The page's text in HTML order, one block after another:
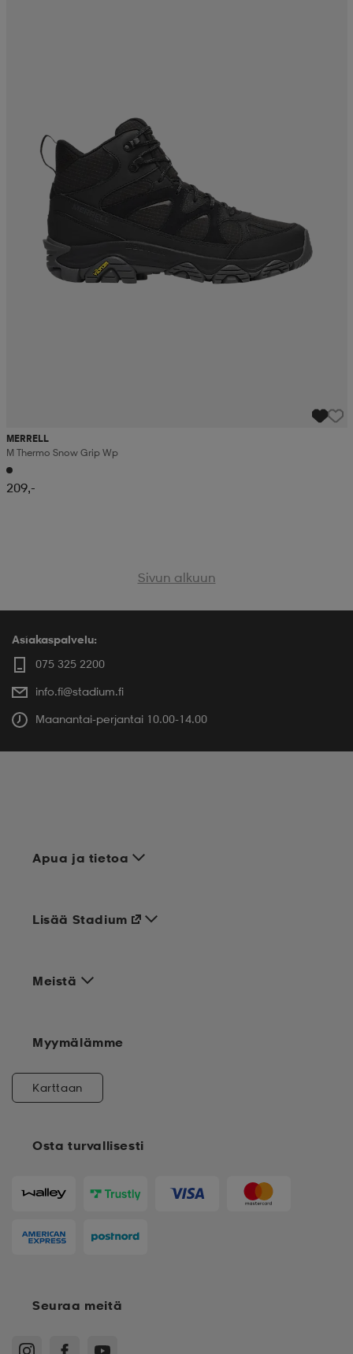
MERRELL
M Thermo Snow Grip Wp
209,-
Sivun alkuun
Asiakaspalvelu:
075 325 2200
info.fi@stadium.fi
Maanantai-perjantai 10.00-14.00
Apua ja tietoa
Meistä
Osta turvallisesti
Lisää Stadium
Myymälämme
Karttaan
Seuraa meitä